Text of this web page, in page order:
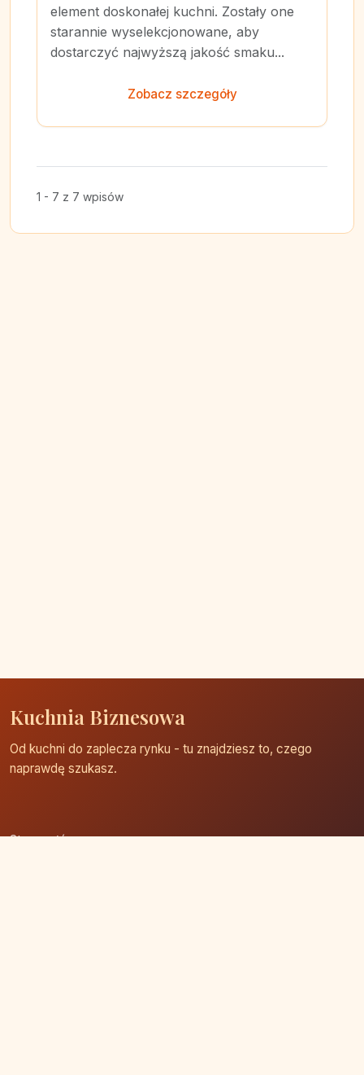
element doskonałej kuchni. Zostały one
starannie wyselekcjonowane, aby
dostarczyć najwyższą jakość smaku...
Zobacz szczegóły
1 - 7 z 7 wpisów
Kuchnia Biznesowa
Od kuchni do zaplecza rynku - tu znajdziesz to, czego
naprawdę szukasz.
Strona główna